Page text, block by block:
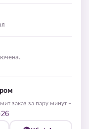
заказ за пару минут –